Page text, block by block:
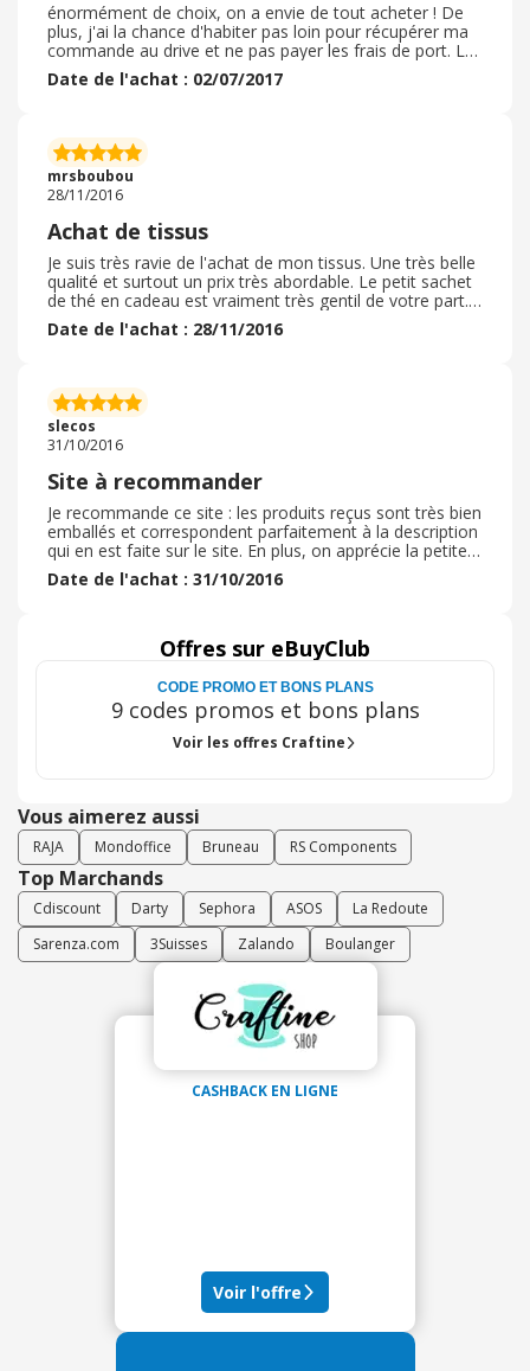
énormément de choix, on a envie de tout acheter ! De
plus, j'ai la chance d'habiter pas loin pour récupérer ma
commande au drive et ne pas payer les frais de port. Le
personnel est très sympa et serviable. je recommande
ce site
Date de l'achat : 02/07/2017
mrsboubou
28/11/2016
Achat de tissus
Je suis très ravie de l'achat de mon tissus. Une très belle
qualité et surtout un prix très abordable. Le petit sachet
de thé en cadeau est vraiment très gentil de votre part.
Merci à Craftine et merci à l'équipe qui est dèrrière tout
ça.
Date de l'achat : 28/11/2016
slecos
31/10/2016
Site à recommander
Je recommande ce site : les produits reçus sont très bien
emballés et correspondent parfaitement à la description
qui en est faite sur le site. En plus, on apprécie la petite
attention dans le colis : un peu de thé à la cannelle et à
la vanille.
Date de l'achat : 31/10/2016
Offres sur eBuyClub
CODE PROMO ET BONS PLANS
9 codes promos et bons plans
Voir les offres Craftine
Vous aimerez aussi
RAJA Mondoffice Bruneau RS Components
Top Marchands
Cdiscount Darty Sephora ASOS
La Redoute
Sarenza.com
3Suisses Zalando Boulanger
CASHBACK EN LIGNE
Voir l'offre